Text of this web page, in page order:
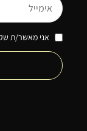
אני מאשר/ת